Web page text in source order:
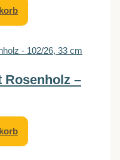
Rosenholz –